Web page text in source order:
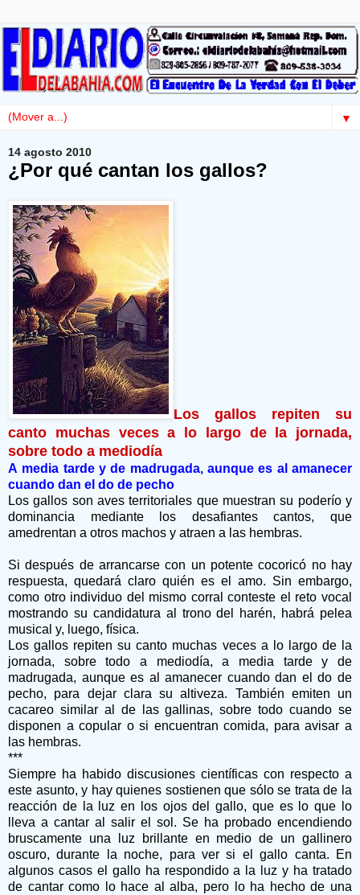
▼
14 agosto 2010
¿Por qué cantan los gallos?
Los gallos repiten su
canto muchas veces a lo largo de la jornada,
sobre todo a mediodía
A media tarde y de madrugada, aunque es al amanecer
cuando dan el do de pecho
Los gallos son aves territoriales que muestran su poderío y
dominancia mediante los desafiantes cantos, que
amedrentan a otros machos y atraen a las hembras.
Si después de arrancarse con un potente cocoricó no hay
respuesta, quedará claro quién es el amo. Sin embargo,
como otro individuo del mismo corral conteste el reto vocal
mostrando su candidatura al trono del harén, habrá pelea
musical y, luego, física.
Los gallos repiten su canto muchas veces a lo largo de la
jornada, sobre todo a mediodía, a media tarde y de
madrugada, aunque es al amanecer cuando dan el do de
pecho, para dejar clara su altiveza. También emiten un
cacareo similar al de las gallinas, sobre todo cuando se
disponen a copular o si encuentran comida, para avisar a
las hembras.
***
Siempre ha habido discusiones científicas con respecto a
este asunto, y hay quienes sostienen que sólo se trata de la
reacción de la luz en los ojos del gallo, que es lo que lo
lleva a cantar al salir el sol. Se ha probado encendiendo
bruscamente una luz brillante en medio de un gallinero
oscuro, durante la noche, para ver si el gallo canta. En
algunos casos el gallo ha respondido a la luz y ha tratado
de cantar como lo hace al alba, pero lo ha hecho de una